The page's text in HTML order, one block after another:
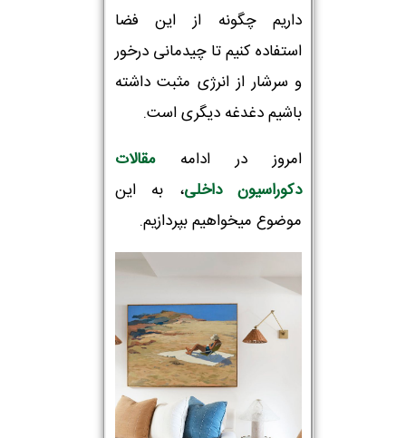
داریم چگونه از این فضا
استفاده کنیم تا چیدمانی درخور
و سرشار از انرژی مثبت داشته
باشیم دغدغه دیگری است.
امروز در ادامهمقالات
دکوراسیون داخلی، به این
موضوع میخواهیم بپردازیم.